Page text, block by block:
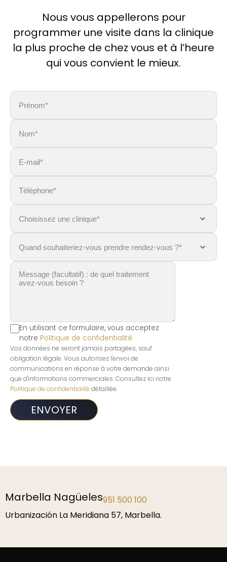
Nous vous appellerons pour
programmer une visite dans la clinique
la plus proche de chez vous et à l’heure
qui vous convient le mieux.
En utilisant ce formulaire, vous acceptez
notre Politique de confidentialité
Vos données ne seront jamais partagées, sauf
obligation légale. Vous autorisez l'envoi de
communications en réponse à votre demande ainsi
que d'informations commerciales. Consultez ici notre
Politique de confidentialité détaillée.
Marbella Nagüeles951 500 100
Urbanización La Meridiana 57, Marbella.